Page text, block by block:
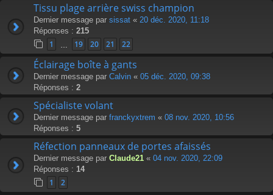
Tissu plage arrière swiss champion
Dernier message par sissat « 20 déc. 2020, 11:18
Réponses : 215
1 19 20 21 22
Éclairage boîte à gants
Dernier message par Calvin « 05 déc. 2020, 09:38
Réponses : 2
Spécialiste volant
Dernier message par franckyxtrem « 08 nov. 2020, 10:56
Réponses : 5
Réfection panneaux de portes afaissés
Dernier message par Claude21 « 04 nov. 2020, 22:09
Réponses : 14
1 2